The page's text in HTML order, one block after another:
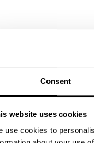
Consent
website uses cookies
use cookies to